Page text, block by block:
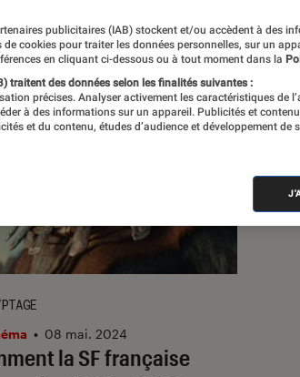
la SF française
• 08 mai. 2024
publicitaires (IAB) stockent et/ou accèdent à des
cookies pour traiter les données personnelles, sur un
en cliquant ci-dessous ou à tout moment dans la
traitent des données selon les finalités suivantes :
précises. Analyser activement les caractéristiques de
à des informations sur un appareil. Publicités et
et du contenu, études d’audience et développement de